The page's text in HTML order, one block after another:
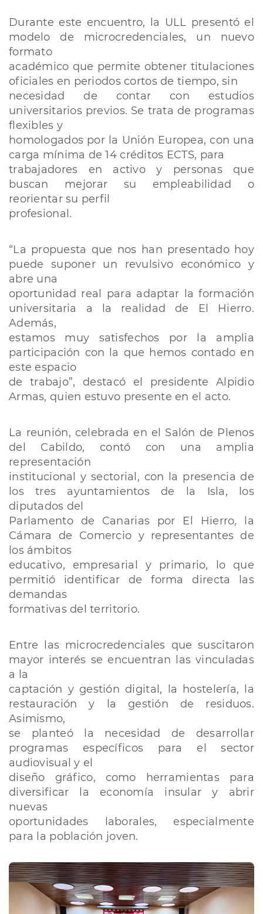
Durante este encuentro, la ULL presentó el
modelo de microcredenciales, un nuevo
formato
académico que permite obtener titulaciones
oficiales en periodos cortos de tiempo, sin
necesidad de contar con estudios
universitarios previos. Se trata de programas
flexibles y
homologados por la Unión Europea, con una
carga mínima de 14 créditos ECTS, para
trabajadores en activo y personas que
buscan mejorar su empleabilidad o
reorientar su perfil
profesional.
“La propuesta que nos han presentado hoy
puede suponer un revulsivo económico y
abre una
oportunidad real para adaptar la formación
universitaria a la realidad de El Hierro.
Además,
estamos muy satisfechos por la amplia
participación con la que hemos contado en
este espacio
de trabajo”, destacó el presidente Alpidio
Armas, quien estuvo presente en el acto.
La reunión, celebrada en el Salón de Plenos
del Cabildo, contó con una amplia
representación
institucional y sectorial, con la presencia de
los tres ayuntamientos de la Isla, los
diputados del
Parlamento de Canarias por El Hierro, la
Cámara de Comercio y representantes de
los ámbitos
educativo, empresarial y primario, lo que
permitió identificar de forma directa las
demandas
formativas del territorio.
Entre las microcredenciales que suscitaron
mayor interés se encuentran las vinculadas
a la
captación y gestión digital, la hostelería, la
restauración y la gestión de residuos.
Asimismo,
se planteó la necesidad de desarrollar
programas específicos para el sector
audiovisual y el
diseño gráfico, como herramientas para
diversificar la economía insular y abrir
nuevas
oportunidades laborales, especialmente
para la población joven.